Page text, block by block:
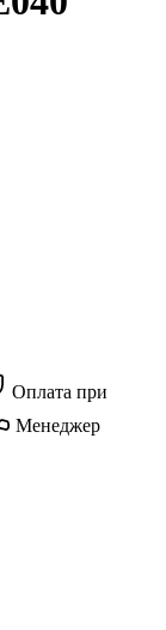
Оплата при
Менеджер